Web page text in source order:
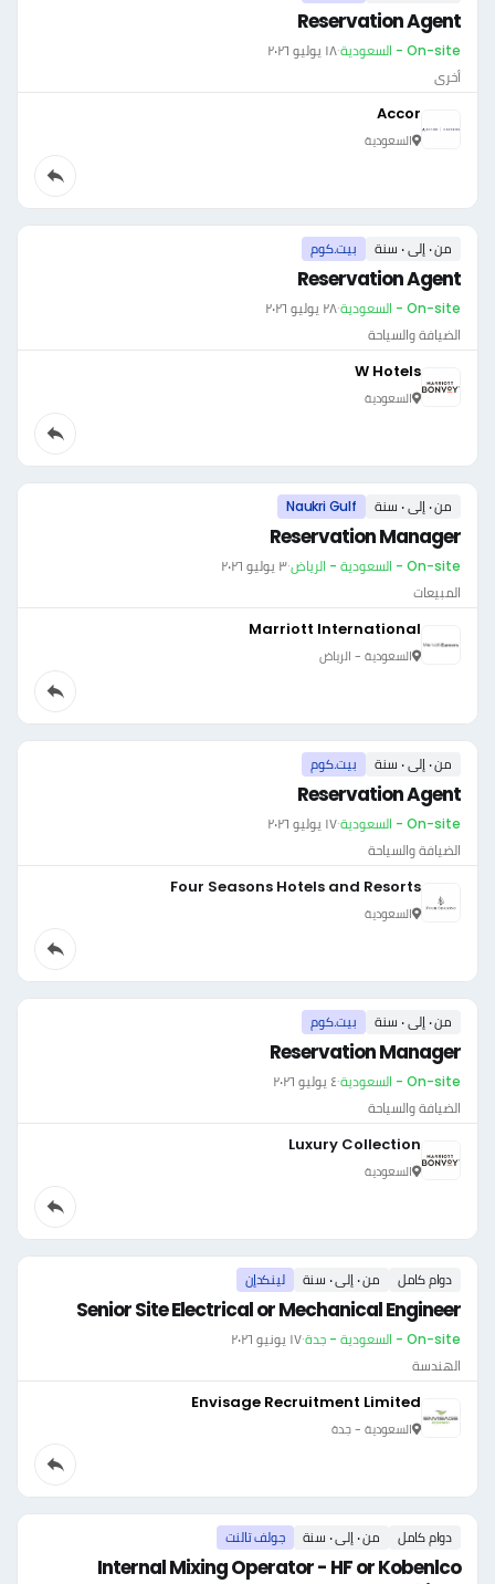
Reservation Agent
On-site - السعودية ·١٨ يوليو ٢٠٢٦
أخرى
Accor
السعودية
من ٠ إلى ٠ سنة بيت.كوم
Reservation Agent
On-site - السعودية ·٢٨ يوليو ٢٠٢٦
الضيافة والسياحة
W Hotels
السعودية
من ٠ إلى ٠ سنة Naukri Gulf
Reservation Manager
On-site - السعودية - الرياض ·٣ يوليو ٢٠٢٦
المبيعات
Marriott International
السعودية - الرياض
من ٠ إلى ٠ سنة بيت.كوم
Reservation Agent
On-site - السعودية ·١٧ يوليو ٢٠٢٦
الضيافة والسياحة
Four Seasons Hotels and Resorts
السعودية
من ٠ إلى ٠ سنة بيت.كوم
Reservation Manager
On-site - السعودية ·٤ يوليو ٢٠٢٦
الضيافة والسياحة
Luxury Collection
السعودية
دوام كامل من ٠ إلى ٠ سنة لينكدإن
Senior Site Electrical or Mechanical Engineer
On-site - السعودية - جدة ·١٧ يونيو ٢٠٢٦
الهندسة
Envisage Recruitment Limited
السعودية - جدة
دوام كامل من ٠ إلى ٠ سنة جولف تالنت
Internal Mixing Operator - HF or Kobenlco